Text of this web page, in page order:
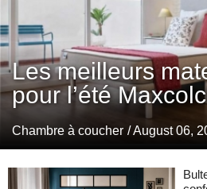
Les meilleurs
pour l’été
Chambre à coucher / August 06,